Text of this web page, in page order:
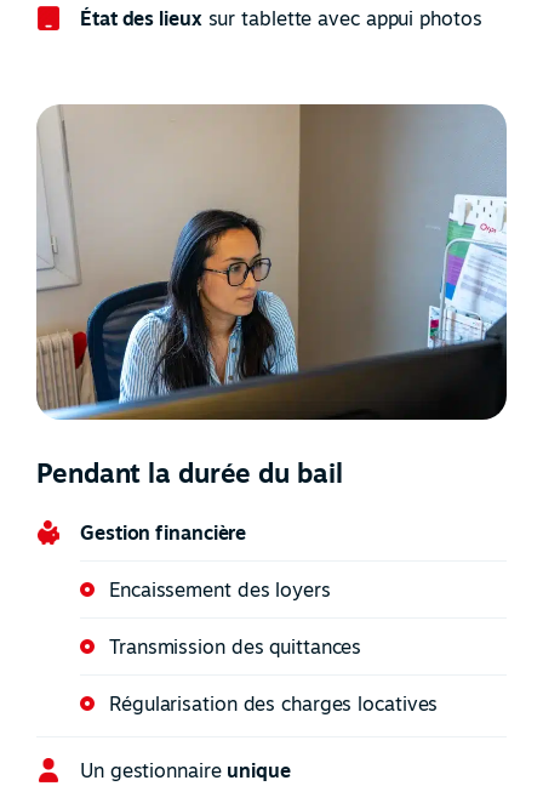
État des lieuxsur tablette avec appui photos
Pendant la durée du bail
Gestion financière
Encaissement des loyers
Transmission des quittances
Régularisation des charges locatives
Un gestionnaire unique